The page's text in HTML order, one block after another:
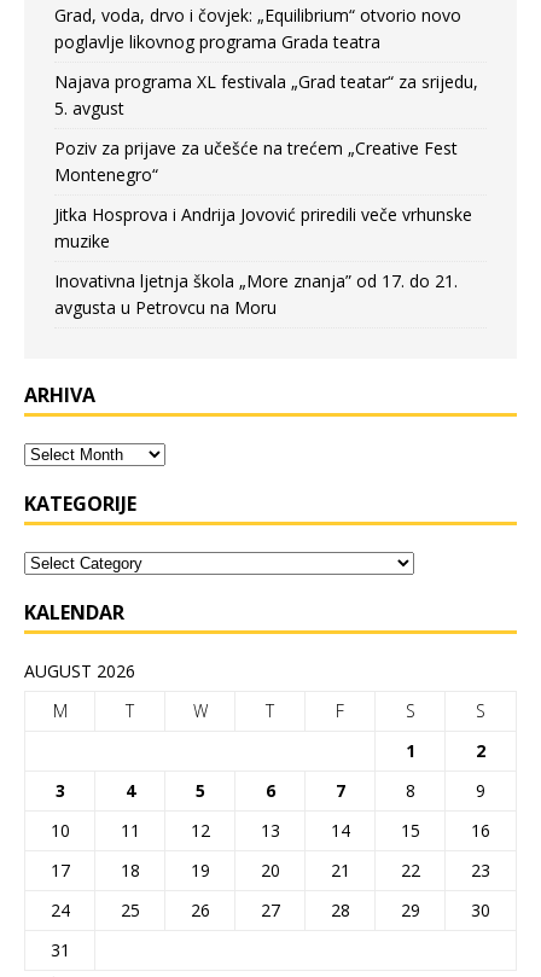
Grad, voda, drvo i čovjek: „Equilibrium“ otvorio novo
poglavlje likovnog programa Grada teatra
Najava programa XL festivala „Grad teatar“ za srijedu,
5. avgust
Poziv za prijave za učešće na trećem „Creative Fest
Montenegro“
Jitka Hosprova i Andrija Jovović priredili veče vrhunske
muzike
Inovativna ljetnja škola „More znanja” od 17. do 21.
avgusta u Petrovcu na Moru
ARHIVA
KATEGORIJE
KALENDAR
AUGUST 2026
M
T W T F S
S
1
2
3
4 5 6 7 8
9
10
11 12 13 14 15
16
17
18 19 20 21 22
23
24
25 26 27 28 29
30
31